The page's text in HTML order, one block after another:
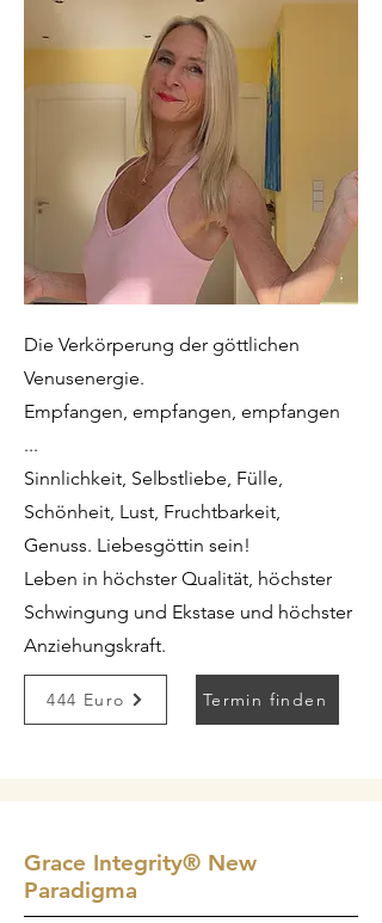
Die Verkörperung der göttlichen
Venusenergie.
Empfangen, empfangen, empfangen
...
Sinnlichkeit, Selbstliebe, Fülle,
Schönheit, Lust, Fruchtbarkeit,
Genuss. Liebesgöttin sein!
Leben in höchster Qualität, höchster
Schwingung und Ekstase und höchster
Anziehungskraft.
444 Euro Termin finden
Grace Integrity® New
Paradigma